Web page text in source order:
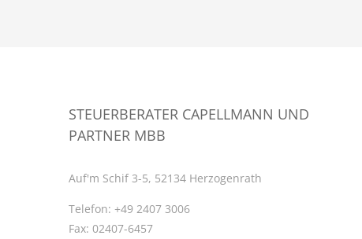
STEUERBERATER CAPELLMANN UND
PARTNER MBB
Auf'm Schif 3-5, 52134 Herzogenrath
Telefon: +49 2407 3006
Fax: 02407-6457